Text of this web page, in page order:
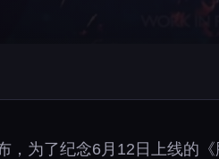
，为了纪念6月12日上线的